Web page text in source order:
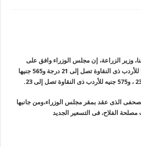
وزير الزراعة، إن مجلس الوزراء وافق على
تسعير القمح، بـ 555 جنيها للأردب ذى النقاوة تصل إلى 21 درجة و565 جنيها
الذى عقد بمقر مجلس الوزراء،ومن جانبها
مصلحة الفلاح، فى التسعير الجديد